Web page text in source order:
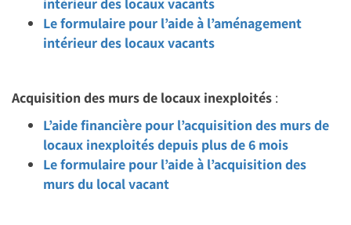
Le formulaire pour l’aide à l’aménagement
intérieur des locaux vacants
Acquisition des murs de locaux inexploités :
L’aide financière pour l’acquisition des murs de
locaux inexploités depuis plus de 6 mois
Le formulaire pour l’aide à l’acquisition des
murs du local vacant